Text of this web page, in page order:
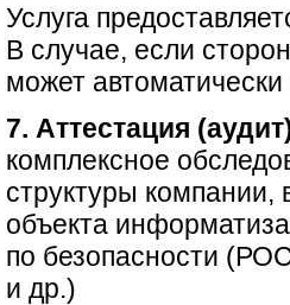
Услуга
В случае, если
может
7. Аттестация
комплексное
структуры компании,
объекта
по безопасности
и др.)